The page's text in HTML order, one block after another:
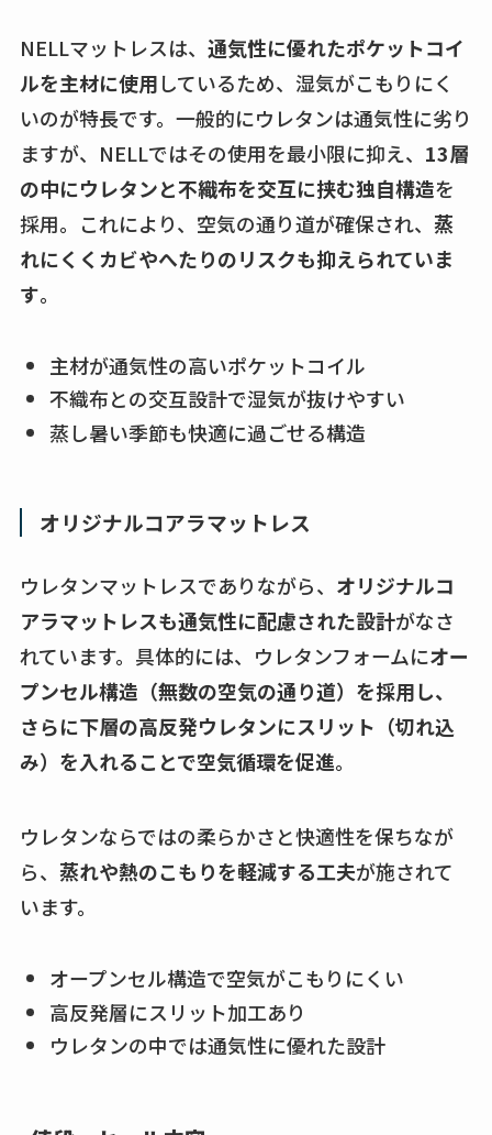
NELLマットレスは、 通気性に優れたポケットコイ
ルを主材に使用しているため、湿気がこもりにく
いのが特長です。一般的にウレタンは通気性に劣り
ますが、NELLではその使用を最小限に抑え、 13層
の中にウレタンと不織布を交互に挟む独自構造を
採用。これにより、空気の通り道が確保され、 蒸
れにくくカビやへたりのリスクも抑えられていま
す。
主材が通気性の高いポケットコイル
不織布との交互設計で湿気が抜けやすい
蒸し暑い季節も快適に過ごせる構造
オリジナルコアラマットレス
ウレタンマットレスでありながら、 オリジナルコ
アラマットレスも通気性に配慮された設計がなさ
れています。具体的には、ウレタンフォームにオー
プンセル構造（無数の空気の通り道）を採用し、
さらに下層の高反発ウレタンにスリット（切れ込
み）を入れることで空気循環を促進。
ウレタンならではの柔らかさと快適性を保ちなが
ら、 蒸れや熱のこもりを軽減する工夫が施されて
います。
オープンセル構造で空気がこもりにくい
高反発層にスリット加工あり
ウレタンの中では通気性に優れた設計